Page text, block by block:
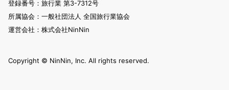
登録番号：旅行業 第3-7312号
所属協会：一般社団法人 全国旅行業協会
運営会社：株式会社NinNin
Copyright ©︎ NinNin, Inc. All rights reserved.